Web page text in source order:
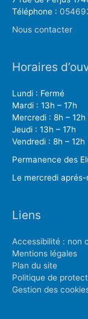
Téléphone :
Nous contacter
Horaires
Lundi : Fermé
Mardi : 13h – 17h
Mercredi : 8h – 12h
Jeudi : 13h – 17h
Vendredi : 8h – 12h
Permanence des
Le mercredi
Liens
Accessibilité : non
Mentions légales
Plan du site
Politique de
Gestion des